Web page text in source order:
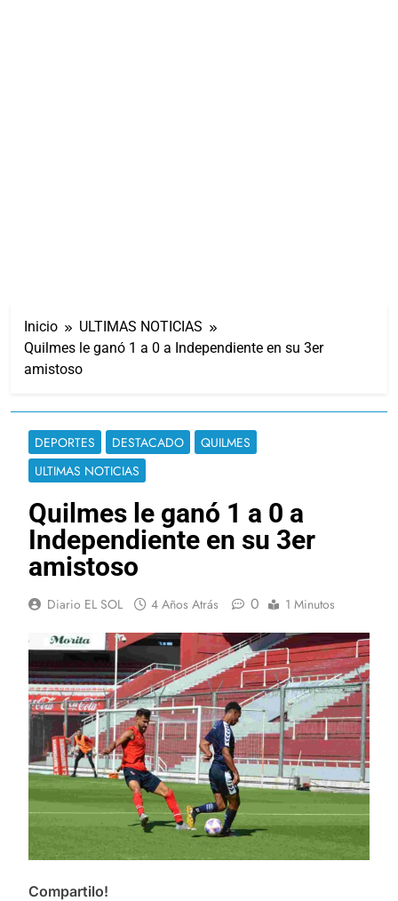
Inicio
ULTIMAS NOTICIAS
Quilmes le ganó 1 a 0 a Independiente en su 3er
amistoso
DEPORTES DESTACADO
QUILMES
ULTIMAS NOTICIAS
Quilmes le ganó 1 a 0 a
Independiente en su 3er
amistoso
Diario EL SOL 4 Años Atrás 0 1 Minutos
Compartilo!